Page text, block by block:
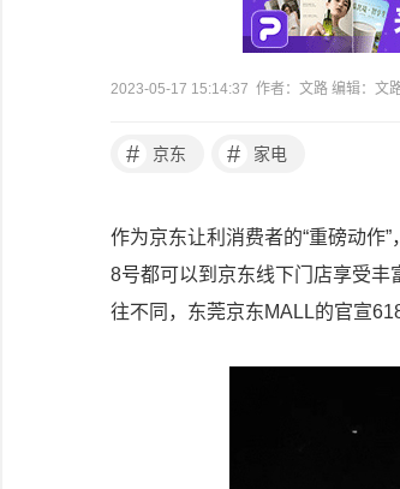
2023-05-17 15:14:37 作者：文路 编辑：文
# 京东 # 家电
作为京东让利消费者的“重磅动作
8号都可以到京东线下门店享受丰
往不同，东莞京东MALL的官宣